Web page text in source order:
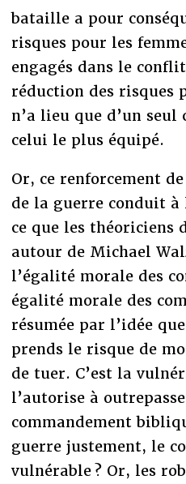
bataille a pour
risques pour les
engagés dans le
réduction des risques
n’a lieu que d’un
celui le plus équipé.
Or, ce renforcement
de la guerre conduit à
ce que les théoriciens
autour de Michael
l’égalité morale des
égalité morale des
résumée par l’idée
prends le risque de
de tuer. C’est la
l’autorise à
commandement
guerre justement, le
vulnérable ? Or, les